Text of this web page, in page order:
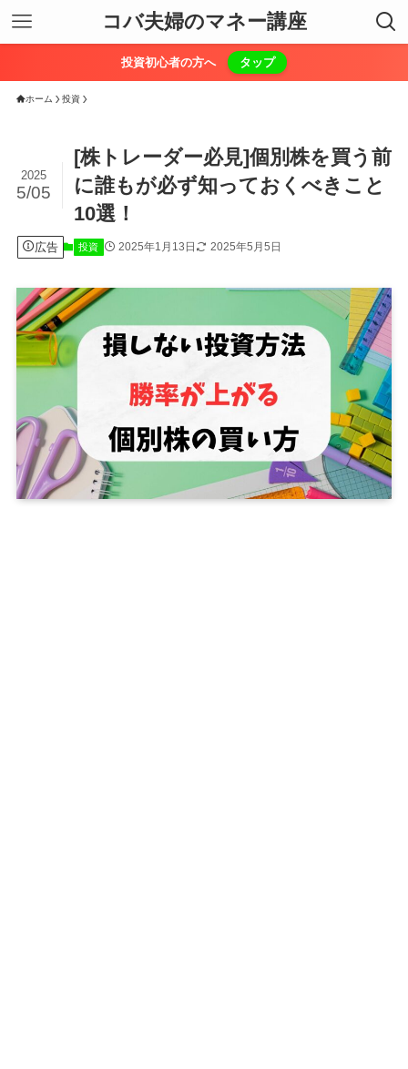
コバ夫婦のマネー講座
投資初心者の方へ タップ
ホーム 投資
[株トレーダー必見]個別株を買う前
に誰もが必ず知っておくべきこと
10選！
2025
5/05
広告 投資 2025年1月13日 2025年5月5日